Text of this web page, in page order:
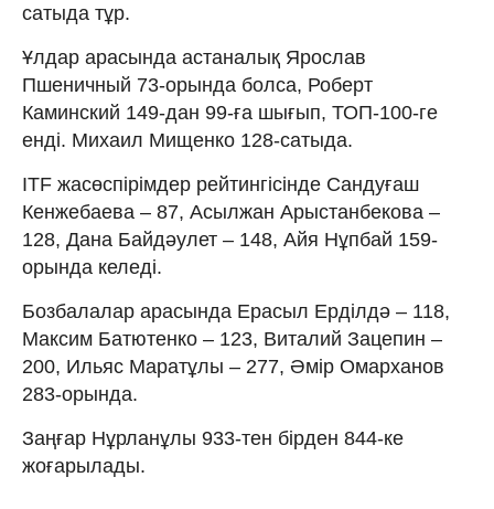
сатыда тұр.
Ұлдар арасында астаналық Ярослав
Пшеничный 73-орында болса, Роберт
Каминский 149-дан 99-ға шығып, ТОП-100-ге
енді. Михаил Мищенко 128-сатыда.
ITF жасөспірімдер рейтингісінде Сандуғаш
Кенжебаева – 87, Асылжан Арыстанбекова –
128, Дана Байдәулет – 148, Айя Нұпбай 159-
орында келеді.
Бозбалалар арасында Ерасыл Ерділдә – 118,
Максим Батютенко – 123, Виталий Зацепин –
200, Ильяс Маратұлы – 277, Әмір Омарханов
283-орында.
Заңғар Нұрланұлы 933-тен бірден 844-ке
жоғарылады.